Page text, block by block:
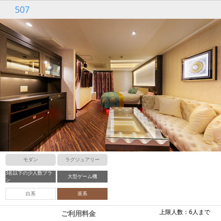
507
モダン ラグジュアリー
3名以下の少人数プラ
ン
大型ゲーム機
白系 茶系
上限人数：6人まで
ご利用料金